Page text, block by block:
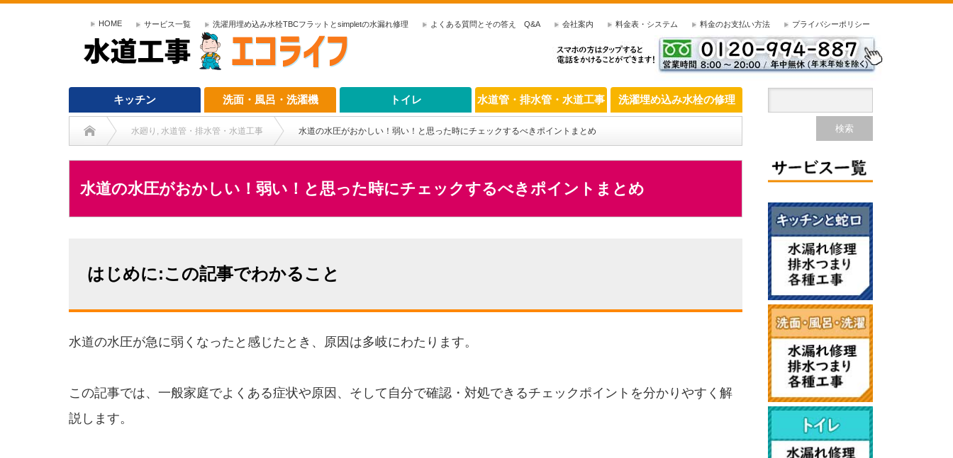
HOME サービス一覧 洗濯用埋め込み水栓TBCフラットとsimpletの水漏れ修理 よくある質問とその答え Q&A 会社案内 料金表・システム 料金のお支払い方法 プライバシーポリシー
キッチン 洗面・風呂・洗濯機 トイレ 水道管・排水管・水道工事 洗濯埋め込み水栓の修理
水廻り , 水道管・排水管・水道工事 水道の水圧がおかしい！弱い！と思った時にチェックするべきポイントまとめ
水道の水圧がおかしい！弱い！と思った時にチェックするべきポイントまとめ
はじめに:この記事でわかること
水道の水圧が急に弱くなったと感じたとき、原因は多岐にわたります。
この記事では、一般家庭でよくある症状や原因、そして自分で確認・対処できるチェックポイントを分かりやすく解
説します。